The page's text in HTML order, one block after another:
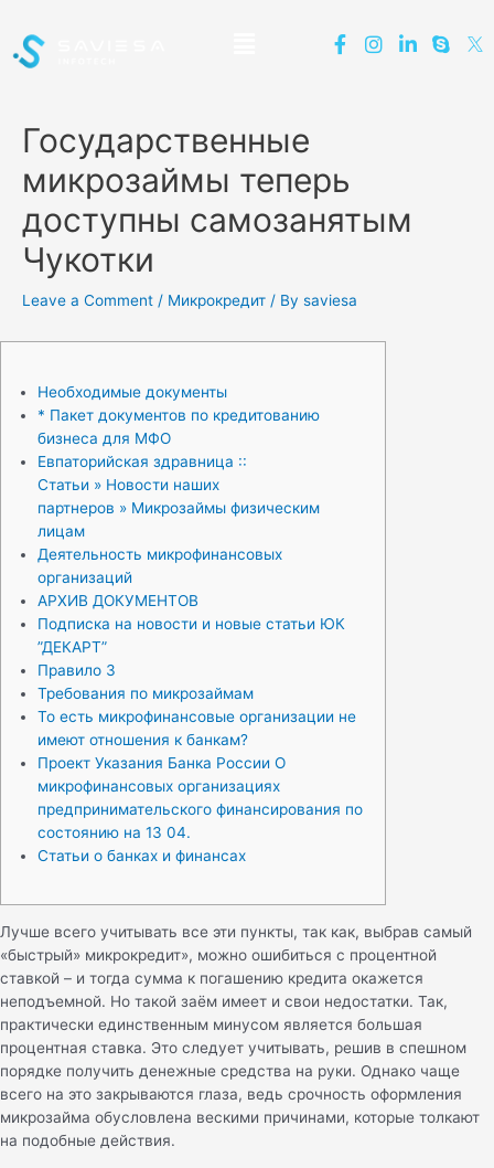
Государственные
микрозаймы теперь
доступны самозанятым
Чукотки
Leave a Comment / Микрокредит / By saviesa
Необходимые документы
* Пакет документов по кредитованию
бизнеса для МФО
Евпаторийская здравница ::
Статьи » Новости наших
партнеров » Микрозаймы физическим
лицам
Деятельность микрофинансовых
организаций
АРХИВ ДОКУМЕНТОВ
Подписка на новости и новые статьи ЮК
”ДЕКАРТ”
Правило 3
Требования по микрозаймам
То есть микрофинансовые организации не
имеют отношения к банкам?
Проект Указания Банка России О
микрофинансовых организациях
предпринимательского финансирования по
состоянию на 13 04.
Статьи о банках и финансах
Лучше всего учитывать все эти пункты, так как, выбрав самый
«быстрый» микрокредит», можно ошибиться с процентной
ставкой – и тогда сумма к погашению кредита окажется
неподъемной. Но такой заём имеет и свои недостатки. Так,
практически единственным минусом является большая
процентная ставка. Это следует учитывать, решив в спешном
порядке получить денежные средства на руки. Однако чаще
всего на это закрываются глаза, ведь срочность оформления
микрозайма обусловлена вескими причинами, которые толкают
на подобные действия.